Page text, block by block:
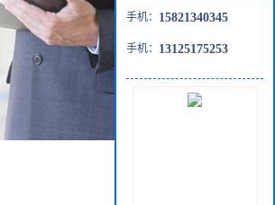
手机： 15821340345
手机： 13125175253